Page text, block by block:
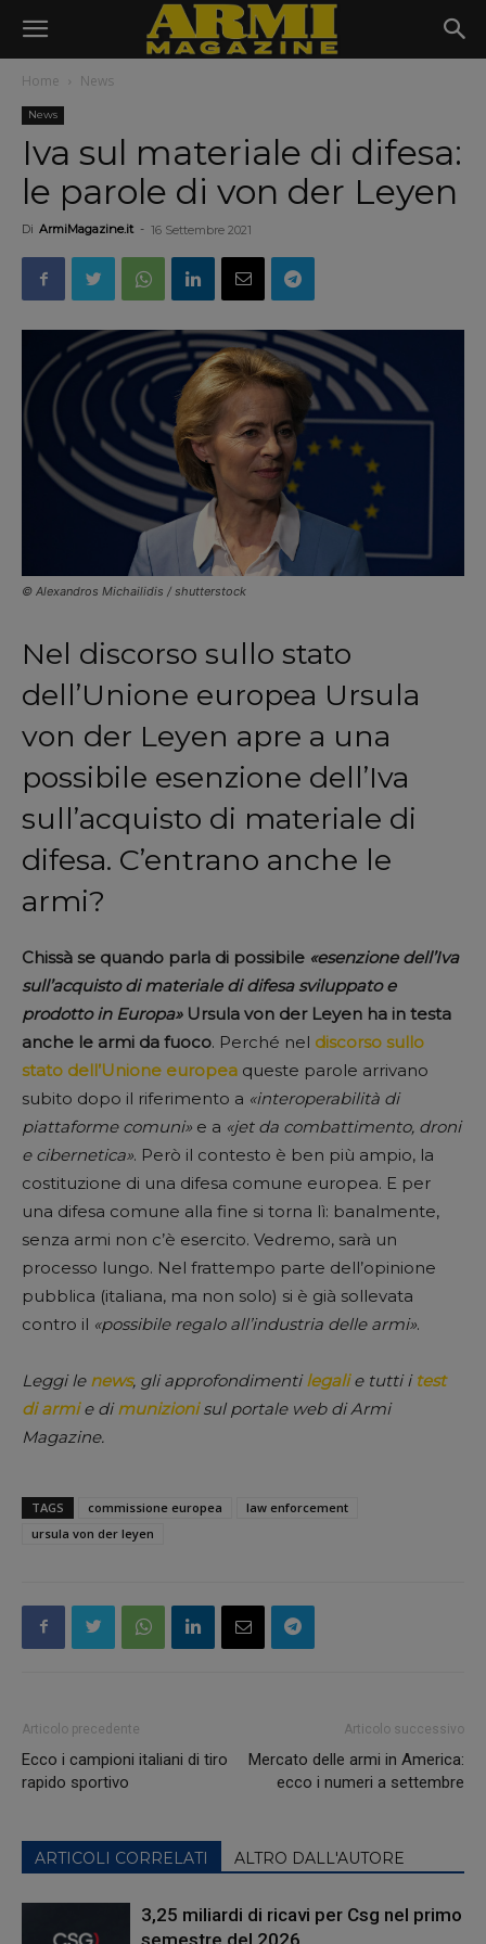
Home News
News
Iva sul materiale di difesa:
le parole di von der Leyen
Di ArmiMagazine.it - 16 Settembre 2021
© Alexandros Michailidis / shutterstock
Nel discorso sullo stato
dell’Unione europea Ursula
von der Leyen apre a una
possibile esenzione dell’Iva
sull’acquisto di materiale di
difesa. C’entrano anche le
armi?
Chissà se quando parla di possibile «esenzione dell’Iva
sull’acquisto di materiale di difesa sviluppato e
prodotto in Europa»Ursula von der Leyen ha in testa
anche le armi da fuoco. Perché nel discorso sullo
stato dell’Unione europea queste parole arrivano
subito dopo il riferimento a «interoperabilità di
piattaforme comuni» e a «jet da combattimento, droni
e cibernetica». Però il contesto è ben più ampio, la
costituzione di una difesa comune europea. E per
una difesa comune alla fine si torna lì: banalmente,
senza armi non c’è esercito. Vedremo, sarà un
processo lungo. Nel frattempo parte dell’opinione
pubblica (italiana, ma non solo) si è già sollevata
contro il «possibile regalo all’industria delle armi».
Leggi le news, gli approfondimentilegalie tutti i test
di armie dimunizionisul portale web di Armi
Magazine.
TAGS commissione europea
law enforcement
ursula von der leyen
Articolo precedente
Ecco i campioni italiani di tiro
rapido sportivo
Articolo successivo
Mercato delle armi in America:
ecco i numeri a settembre
ARTICOLI CORRELATI ALTRO DALL'AUTORE
3,25 miliardi di ricavi per Csg nel primo
semestre del 2026